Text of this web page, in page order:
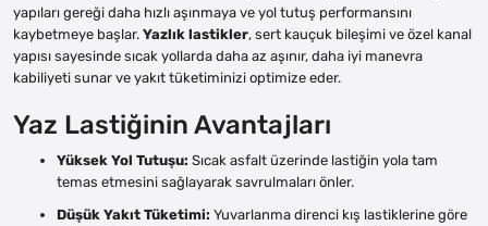
yapıları gereği daha hızlı aşınmaya ve yol tutuş performansını
kaybetmeye başlar. Yazlık lastikler, sert kauçuk bileşimi ve özel kanal
yapısı sayesinde sıcak yollarda daha az aşınır, daha iyi manevra
kabiliyeti sunar ve yakıt tüketiminizi optimize eder.
Yaz Lastiğinin Avantajları
Yüksek Yol Tutuşu: Sıcak asfalt üzerinde lastiğin yola tam
temas etmesini sağlayarak savrulmaları önler.
Düşük Yakıt Tüketimi: Yuvarlanma direnci kış lastiklerine göre